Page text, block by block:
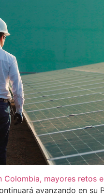
Colombia, mayores retos
avanzando en su